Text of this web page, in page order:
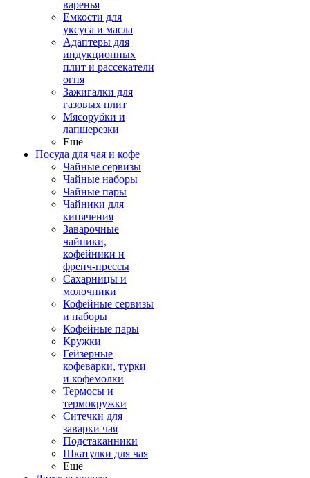
варенья
Емкости для
уксуса и масла
Адаптеры для
индукционных
плит и рассекатели
огня
Зажигалки для
газовых плит
Мясорубки и
лапшерезки
Ещё
Посуда для чая и кофе
Чайные сервизы
Чайные наборы
Чайные пары
Чайники для
кипячения
Заварочные
чайники,
кофейники и
френч-прессы
Сахарницы и
молочники
Кофейные сервизы
и наборы
Кофейные пары
Кружки
Гейзерные
кофеварки, турки
и кофемолки
Термосы и
термокружки
Ситечки для
заварки чая
Подстаканники
Шкатулки для чая
Ещё